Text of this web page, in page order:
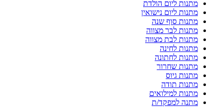
מתנות ליום הולדת
מתנות ליום נישואין
מתנות סוף שנה
מתנות לבר מצווה
מתנות לבת מצווה
מתנות לחינה
מתנות לחתונה
מתנות שחרור
מתנות גיוס
מתנות תודה
מתנות למילואים
מתנה למפקד/ת